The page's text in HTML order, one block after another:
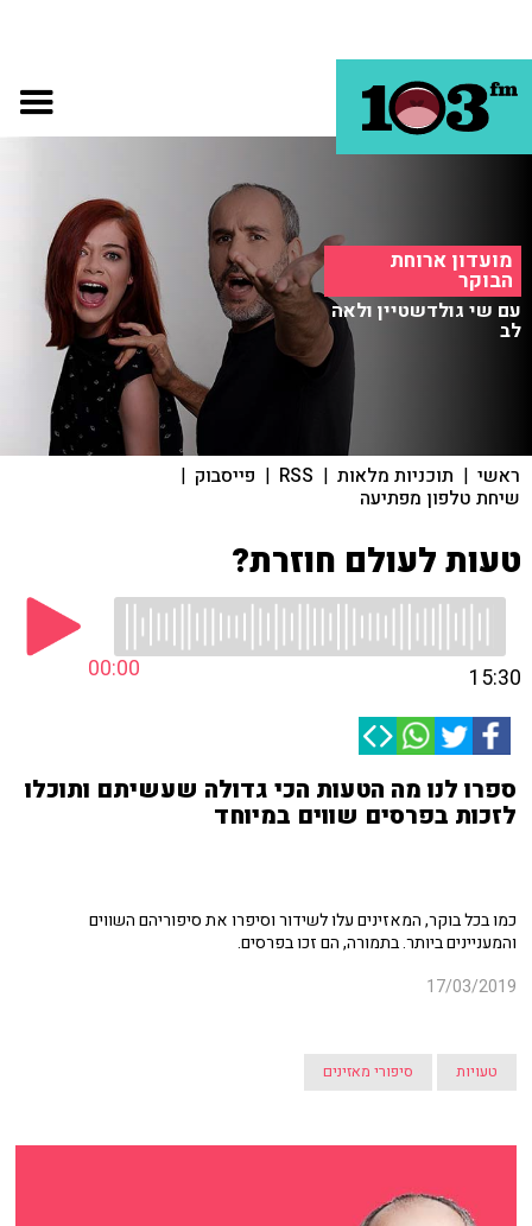
מועדון ארוחת
הבוקר
עם שי גולדשטיין ולאה
לב
ראשי | תוכניות מלאות |
RSS
| פייסבוק |
שיחת טלפון מפתיעה
טעות לעולם חוזרת?
00:00 15:30
ספרו לנו מה הטעות הכי גדולה שעשיתם ותוכלו
לזכות בפרסים שווים במיוחד
כמו בכל בוקר, המאזינים עלו לשידור וסיפרו את סיפוריהם השווים
והמעניינים ביותר. בתמורה, הם זכו בפרסים.
17/03/2019
טעויות סיפורי מאזינים